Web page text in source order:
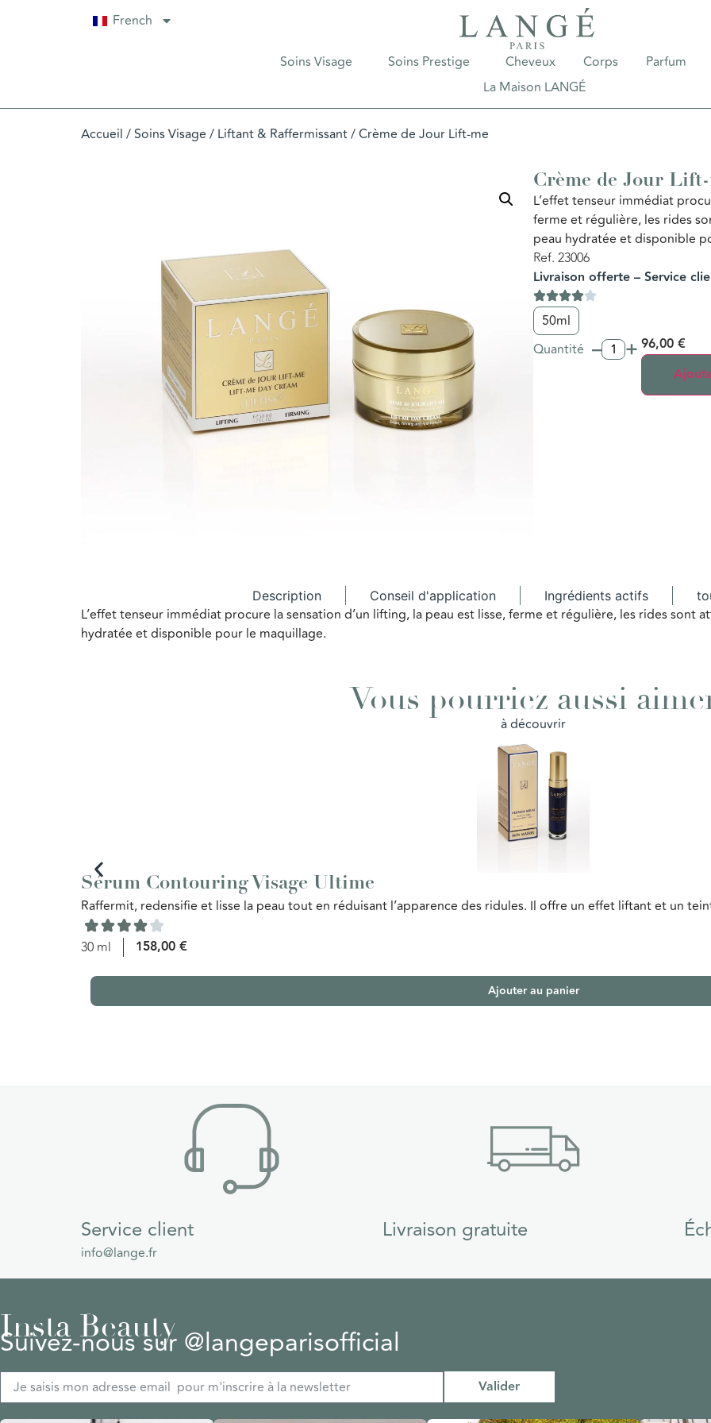
French
Soins Visage Soins Prestige Cheveux Corps Parfum
La Maison LANGÉ
Accueil /Soins Visage / Liftant & Raffermissant/ Crème de Jour Lift-me
Crème de Jour Lift-
L’effet tenseur immédiat
ferme et régulière, les rides
peau hydratée et disponible
Ref. 23006
Livraison offerte – Service
50ml
Quantité – + 96,00 €
Description Conseil d'application Ingrédients actifs
L’effet tenseur immédiat procure la sensation d’un lifting, la peau est lisse, ferme et régulière, les rides sont
hydratée et disponible pour le maquillage.
Vous pourriez aussi
à découvrir
Sérum Contouring Visage Ultime
Raffermit, redensifie et lisse la peau tout en réduisant l’apparence des ridules. Il offre un effet liftant et un
30 ml 158,00 €
Ajouter au panier
Service client
info@lange.fr
Livraison gratuite
Insta Beauty
Suivez-nous sur @langeparisofficial
Valider